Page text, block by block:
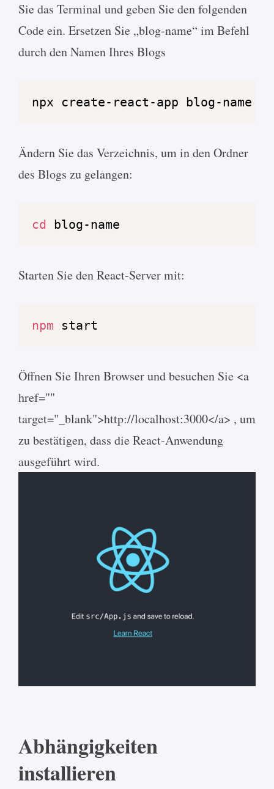
Sie das Terminal und geben Sie den folgenden
Code ein. Ersetzen Sie „blog-name“ im Befehl
durch den Namen Ihres Blogs
npx create-react-app blog-name
Ändern Sie das Verzeichnis, um in den Ordner
des Blogs zu gelangen:
cd blog-name
Starten Sie den React-Server mit:
npm start
Öffnen Sie Ihren Browser und besuchen Sie <a
href=""
target="_blank">http://localhost:3000</a> , um
zu bestätigen, dass die React-Anwendung
ausgeführt wird.
Abhängigkeiten
installieren